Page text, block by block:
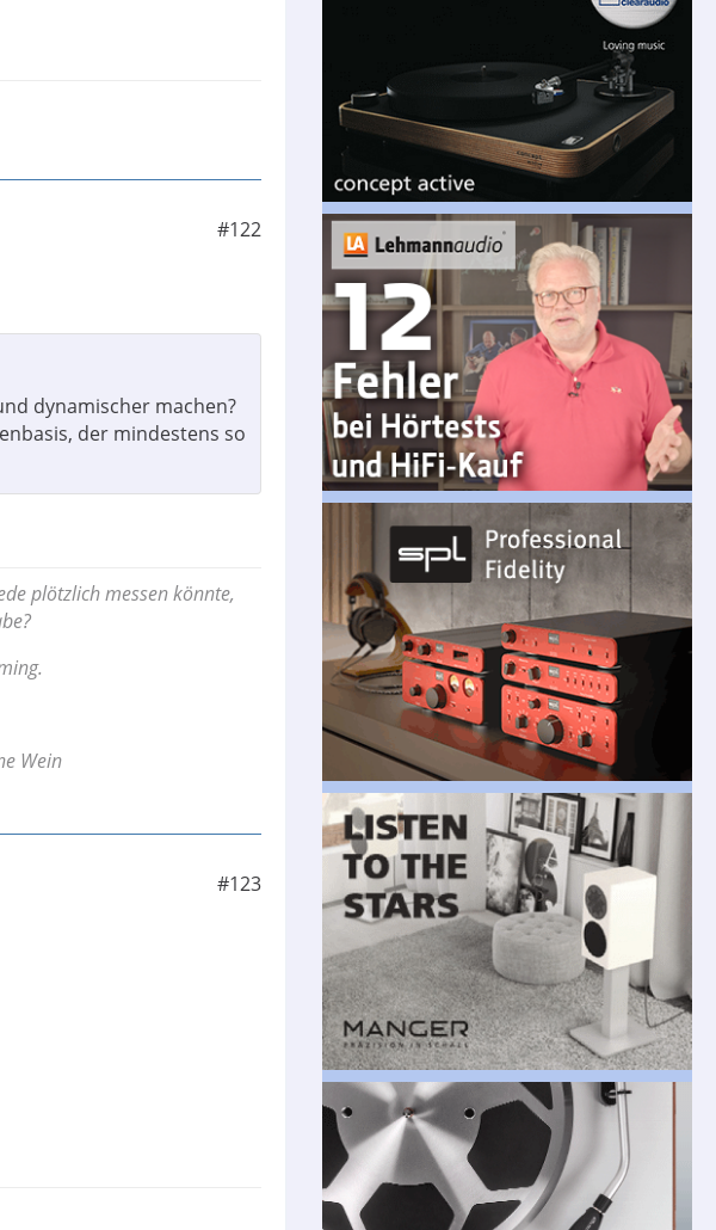
#122
dynamischer machen?
der mindestens so
plötzlich messen könnte,
Wein
#123